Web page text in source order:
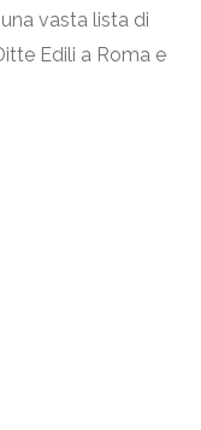
vasta lista di
Edili a Roma e